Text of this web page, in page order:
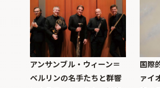
アンサンブル・ウィーン＝
ベルリンの名手たちと群響
国際
ァイ